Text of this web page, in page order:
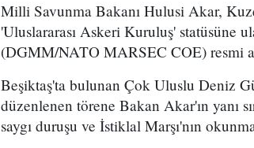
Milli Savunma Bakanı Hulusi Akar,
'Uluslararası Askeri Kuruluş' statüsüne
(DGMM/NATO MARSEC COE) resmi
Beşiktaş'ta bulunan Çok Uluslu Deniz
düzenlenen törene Bakan Akar'ın yanı
saygı duruşu ve İstiklal Marşı'nın